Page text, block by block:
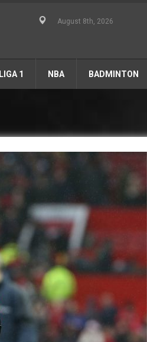
August 8th, 2026
LIGA 1 NBA BADMINTON